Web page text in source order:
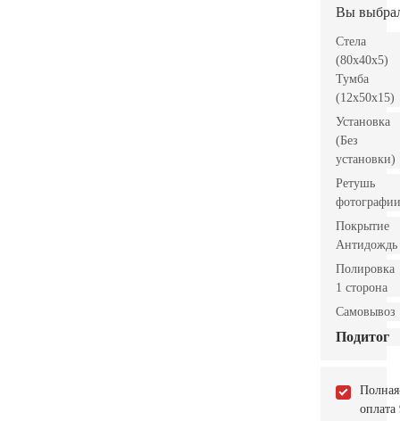
Вы
Стела
(80x40x5)
Тумба
(12x50x15)
Установка
(Без
установки)
Ретушь
фотографии
Покрытие
Антидождь
Полировка
1 сторона
Самовывоз
Подитог
Полная
оплата